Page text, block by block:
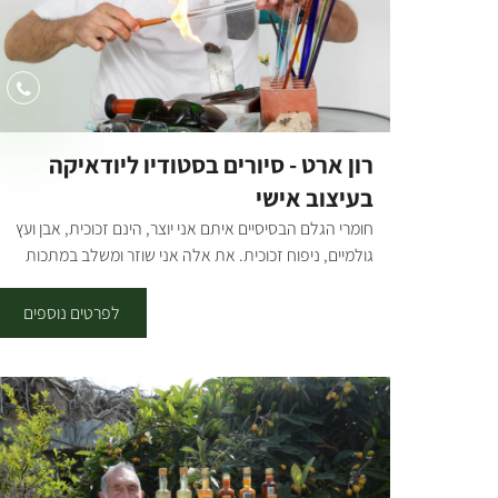
רון ארט - סיורים בסטודיו ליודאיקה
בעיצוב אישי
חומרי הגלם הבסיסיים איתם אני יוצר, הינם זכוכית, אבן ועץ
גולמיים, ניפוח זכוכית. את אלה אני שוזר ומשלב במתכות
משולבים אחרים. החומר הוא רק אתגר בשבילי ליצור.
העבודות שלי מאופיינות בצבעים חמים, קומפוזיציה טובה של
הופכות את העבודות למיוחדות במינן. הלקוח מוזמן להיות
חלק מתהליך העיצוב, החומר והצבעים. רון ארט – ניפוח
זכוכית: סטודיו ייחודי בישראל לניפוח זכוכית, אשר הוקם על
ידי רונן חורב, אומן יודאיקה, מעניק הזדמנות נדירה להתוודע
לפרטים נוספים